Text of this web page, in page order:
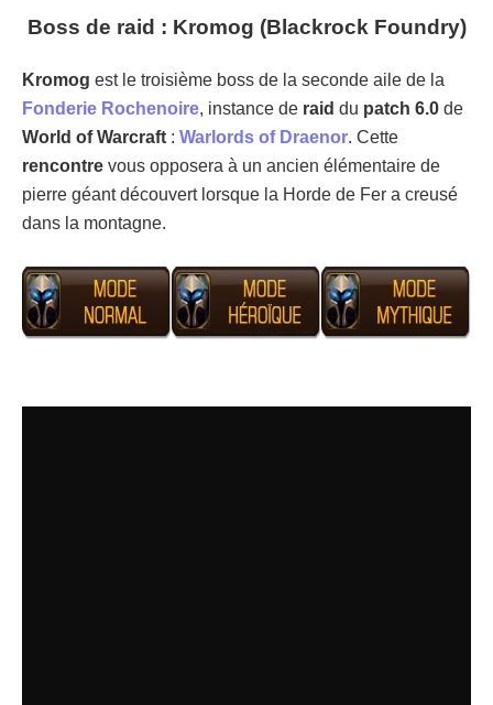
Boss de raid : Kromog (Blackrock Foundry)
Kromog est le troisième boss de la seconde aile de la
Fonderie Rochenoire, instance de raid du patch 6.0 de
World of Warcraft : Warlords of Draenor. Cette
rencontre vous opposera à un ancien élémentaire de
pierre géant découvert lorsque la Horde de Fer a creusé
dans la montagne.